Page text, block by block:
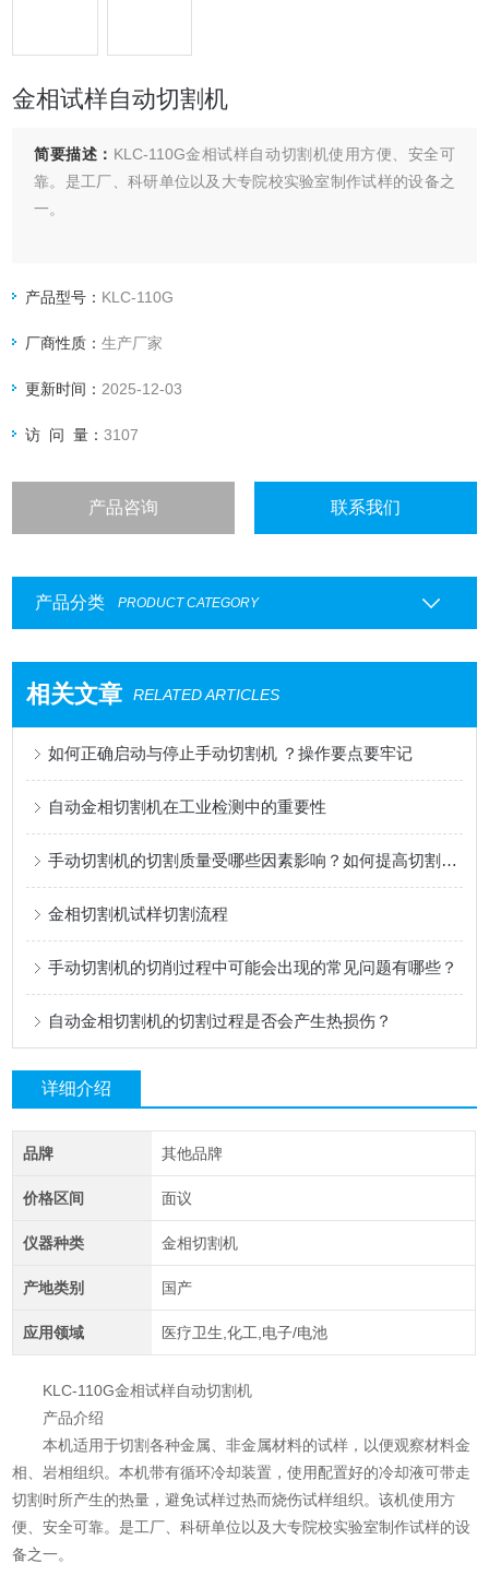
金相试样自动切割机
简要描述： KLC-110G金相试样自动切割机使用方便、安全可
靠。是工厂、科研单位以及大专院校实验室制作试样的设备之
一。
产品型号： KLC-110G
厂商性质：生产厂家
更新时间： 2025-12-03
访 问 量：3107
产品咨询 联系我们
产品分类 PRODUCT CATEGORY
相关文章 RELATED ARTICLES
如何正确启动与停止手动切割机 ？操作要点要牢记
自动金相切割机在工业检测中的重要性
手动切割机的切割质量受哪些因素影响？如何提高切割质量？
金相切割机试样切割流程
手动切割机的切削过程中可能会出现的常见问题有哪些？
自动金相切割机的切割过程是否会产生热损伤？
详细介绍
品牌 其他品牌
价格区间 面议
仪器种类 金相切割机
产地类别 国产
应用领域 医疗卫生,化工,电子/电池
KLC-110G金相试样自动切割机
产品介绍
本机适用于切割各种金属、非金属材料的试样，以便观察材料金
相、岩相组织。本机带有循环冷却装置，使用配置好的冷却液可带走
切割时所产生的热量，避免试样过热而烧伤试样组织。该机使用方
便、安全可靠。是工厂、科研单位以及大专院校实验室制作试样的设
备之一。